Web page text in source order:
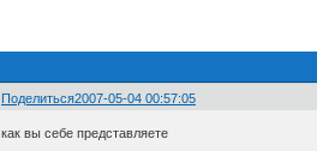
Поделиться2007-05-04 00:57:05
как вы себе представляете